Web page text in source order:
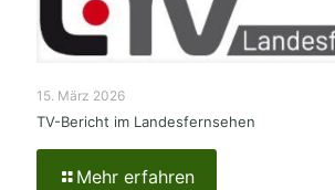
15. März 2026
TV-Bericht im Landesfernsehen
Mehr erfahren